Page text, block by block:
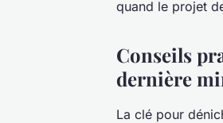
quand le projet
Conseils
dernière
La clé pour